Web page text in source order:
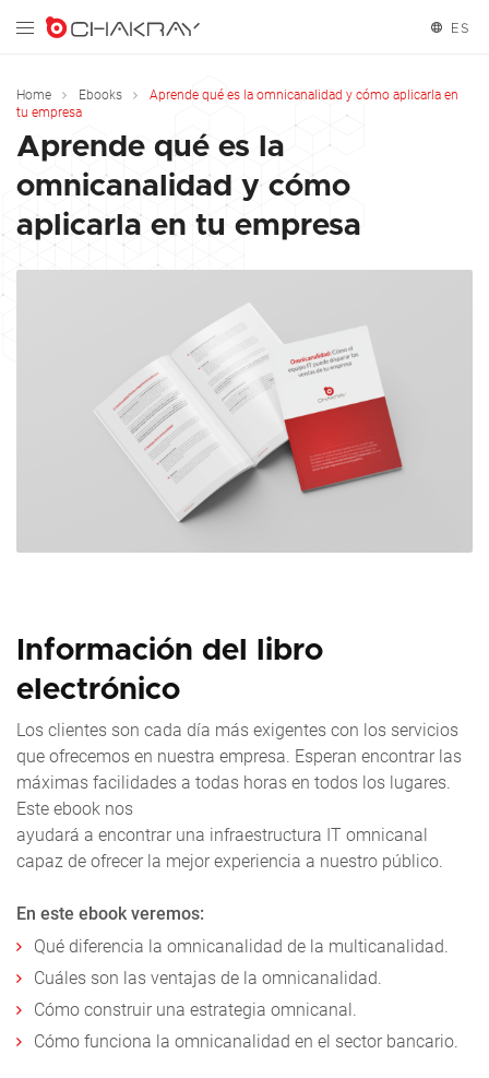
ES
Home Ebooks
Aprende qué es la omnicanalidad y cómo aplicarla en
tu empresa
Aprende qué es la
omnicanalidad y cómo
aplicarla en tu empresa
Información del libro
electrónico
Los clientes son cada día más exigentes con los servicios
que ofrecemos en nuestra empresa. Esperan encontrar las
máximas facilidades a todas horas en todos los lugares.
Este ebook nos
ayudará a encontrar una infraestructura IT omnicanal
capaz de ofrecer la mejor experiencia a nuestro público.
En este ebook veremos:
Qué diferencia la omnicanalidad de la multicanalidad.
Cuáles son las ventajas de la omnicanalidad.
Cómo construir una estrategia omnicanal.
Cómo funciona la omnicanalidad en el sector bancario.